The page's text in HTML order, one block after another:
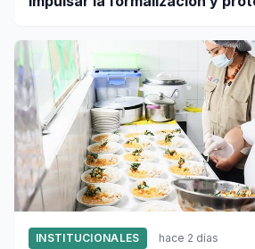
INSTITUCIONALES hace 2 días